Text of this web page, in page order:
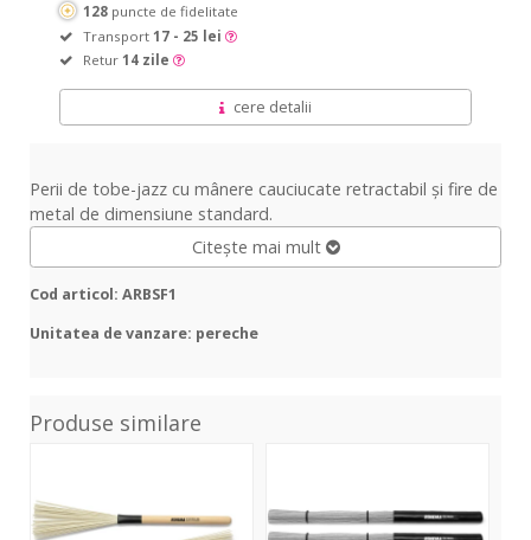
128 puncte de fidelitate
Transport 17 - 25 lei
Retur 14 zile
cere detalii
Perii de tobe-jazz cu mânere cauciucate retractabil și fire de
metal de dimensiune standard.
Citește mai mult
Cod articol: ARBSF1
Unitatea de vanzare: pereche
Produse similare